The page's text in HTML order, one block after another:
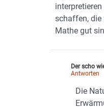
schaffen, die
Mathe gut
Der scho
Antworten
Die